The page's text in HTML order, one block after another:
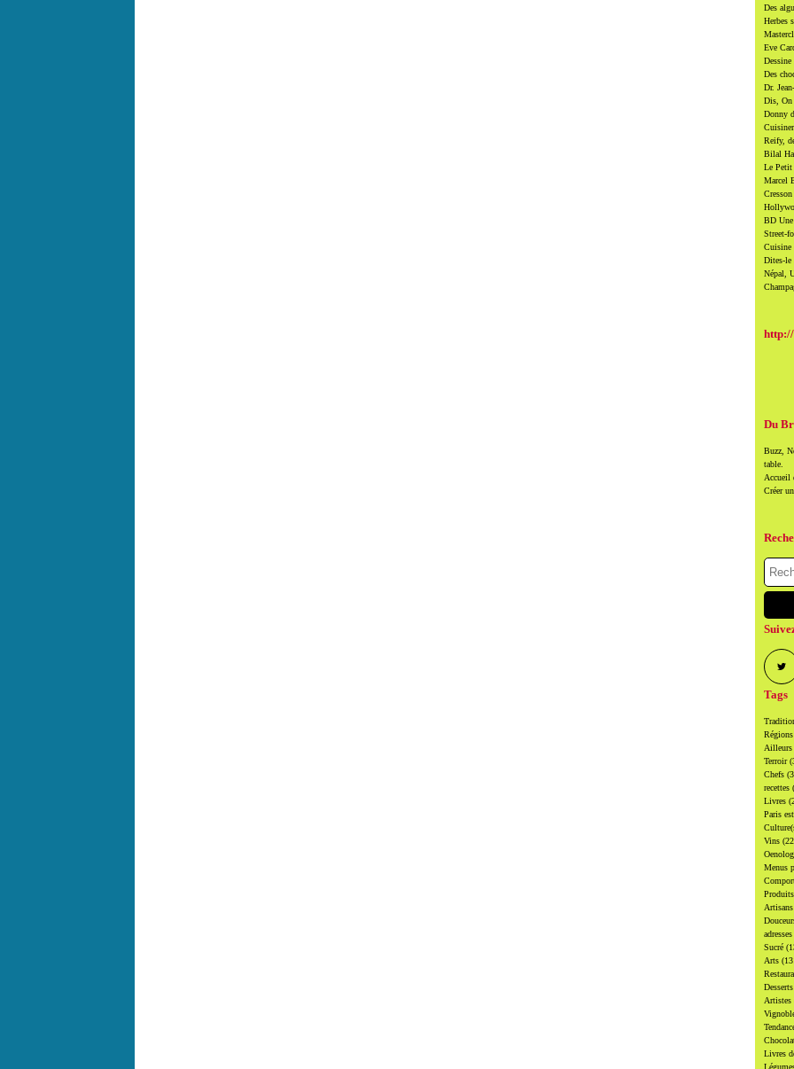
Des
Herbes
Eve
Des
Dr.
Dis, On
Donny
Reify,
Bilal
Le Petit
Marcel
BD Une
Street-
Cuisine
Dites-le
Népal,
Du
Buzz,
table.
Accueil
Créer
Tags
Régions
Ailleurs
Terroir
Chefs
recettes
Livres
Paris
Vins
Menus
Produits
Artisans
adresses
Sucré
Arts
Desserts
Artistes
Livres